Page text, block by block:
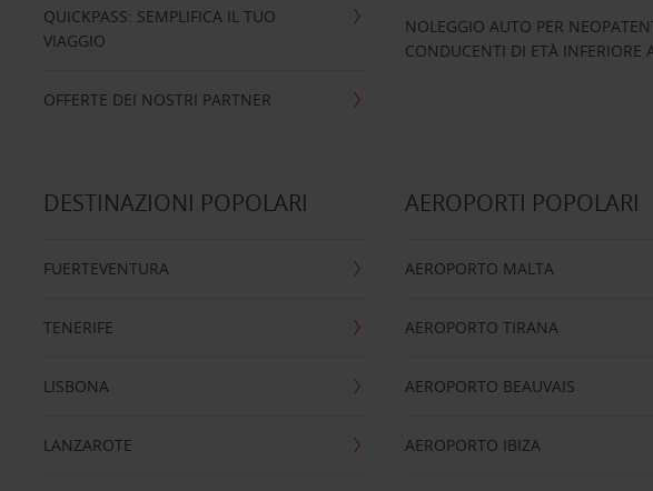
QUICKPASS: SEMPLIFICA IL TUO
VIAGGIO
OFFERTE DEI NOSTRI PARTNER
NOLEGGIO AUTO PER
CONDUCENTI DI ETÀ INFERIORE
DESTINAZIONI POPOLARI
FUERTEVENTURA
TENERIFE
LISBONA
LANZAROTE
AEROPORTI POPOLARI
AEROPORTO MALTA
AEROPORTO TIRANA
AEROPORTO BEAUVAIS
AEROPORTO IBIZA